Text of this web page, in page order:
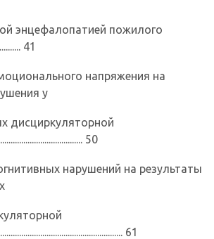
энцефалопатией пожилого
41
напряжения на
у
дисциркуляторной
50
нарушений на результаты
61